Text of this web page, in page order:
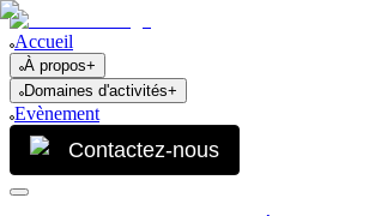
Accueil
À propos+
Domaines d'activités+
Evènement
Contactez-nous